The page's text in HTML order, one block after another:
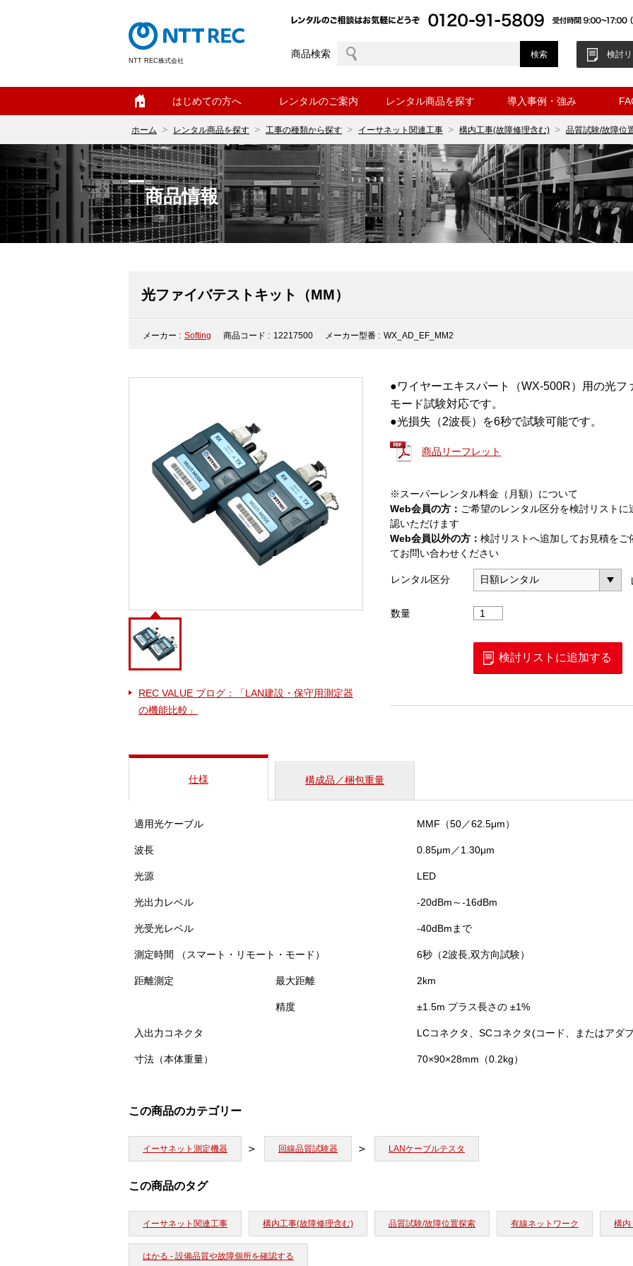
NTT REC株式会社
商品検索 検討リ
はじめての方へ レンタルのご案内 レンタル商品を探す 導入事例・強み
ホーム レンタル商品を探す 工事の種類から探す イーサネット関連工事 構内工事(故障修理含む) 品質試験/故障位
商品情報
光ファイバテストキット（MM）
メーカー : Softing 商品コード : 12217500 メーカー型番 : WX_AD_EF_MM2
REC VALUE ブログ：「LAN建設・保守用測定器
の機能比較」
●ワイヤーエキスパート（WX-500R）用の光
モード試験対応です。
●光損失（2波長）を6秒で試験可能です。
商品リーフレット
※スーパーレンタル料金（月額）について
Web会員の方： ご希望のレンタル区分を検討リスト
認いただけます
Web会員以外の方： 検討リストへ追加してお見積をご
てお問い合わせください
レンタル区分
数量
光
ァ
バ
検討リストに追加する
仕様 構成品／梱包重量
適用光ケーブル MMF（50／62.5μm）
波長 0.85μm／1.30μm
光源 LED
光出力レベル -20dBm～-16dBm
光受光レベル -40dBmまで
測定時間 （スマート・リモート・モード） 6秒（2波長,双方向試験）
距離測定 最大距離 2km
精度 ±1.5m プラス長さの ±1%
入出力コネクタ LCコネクタ、SCコネクタ(コード、またはアダ
寸法（本体重量） 70×90×28mm（0.2kg）
この商品のカテゴリー
イーサネット測定機器 回線品質試験器 LANケーブルテスタ
この商品のタグ
イーサネット関連工事 構内工事(故障修理含む) 品質試験/故障位置探索 有線ネットワーク 構内
はかる - 設備品質や故障個所を確認する